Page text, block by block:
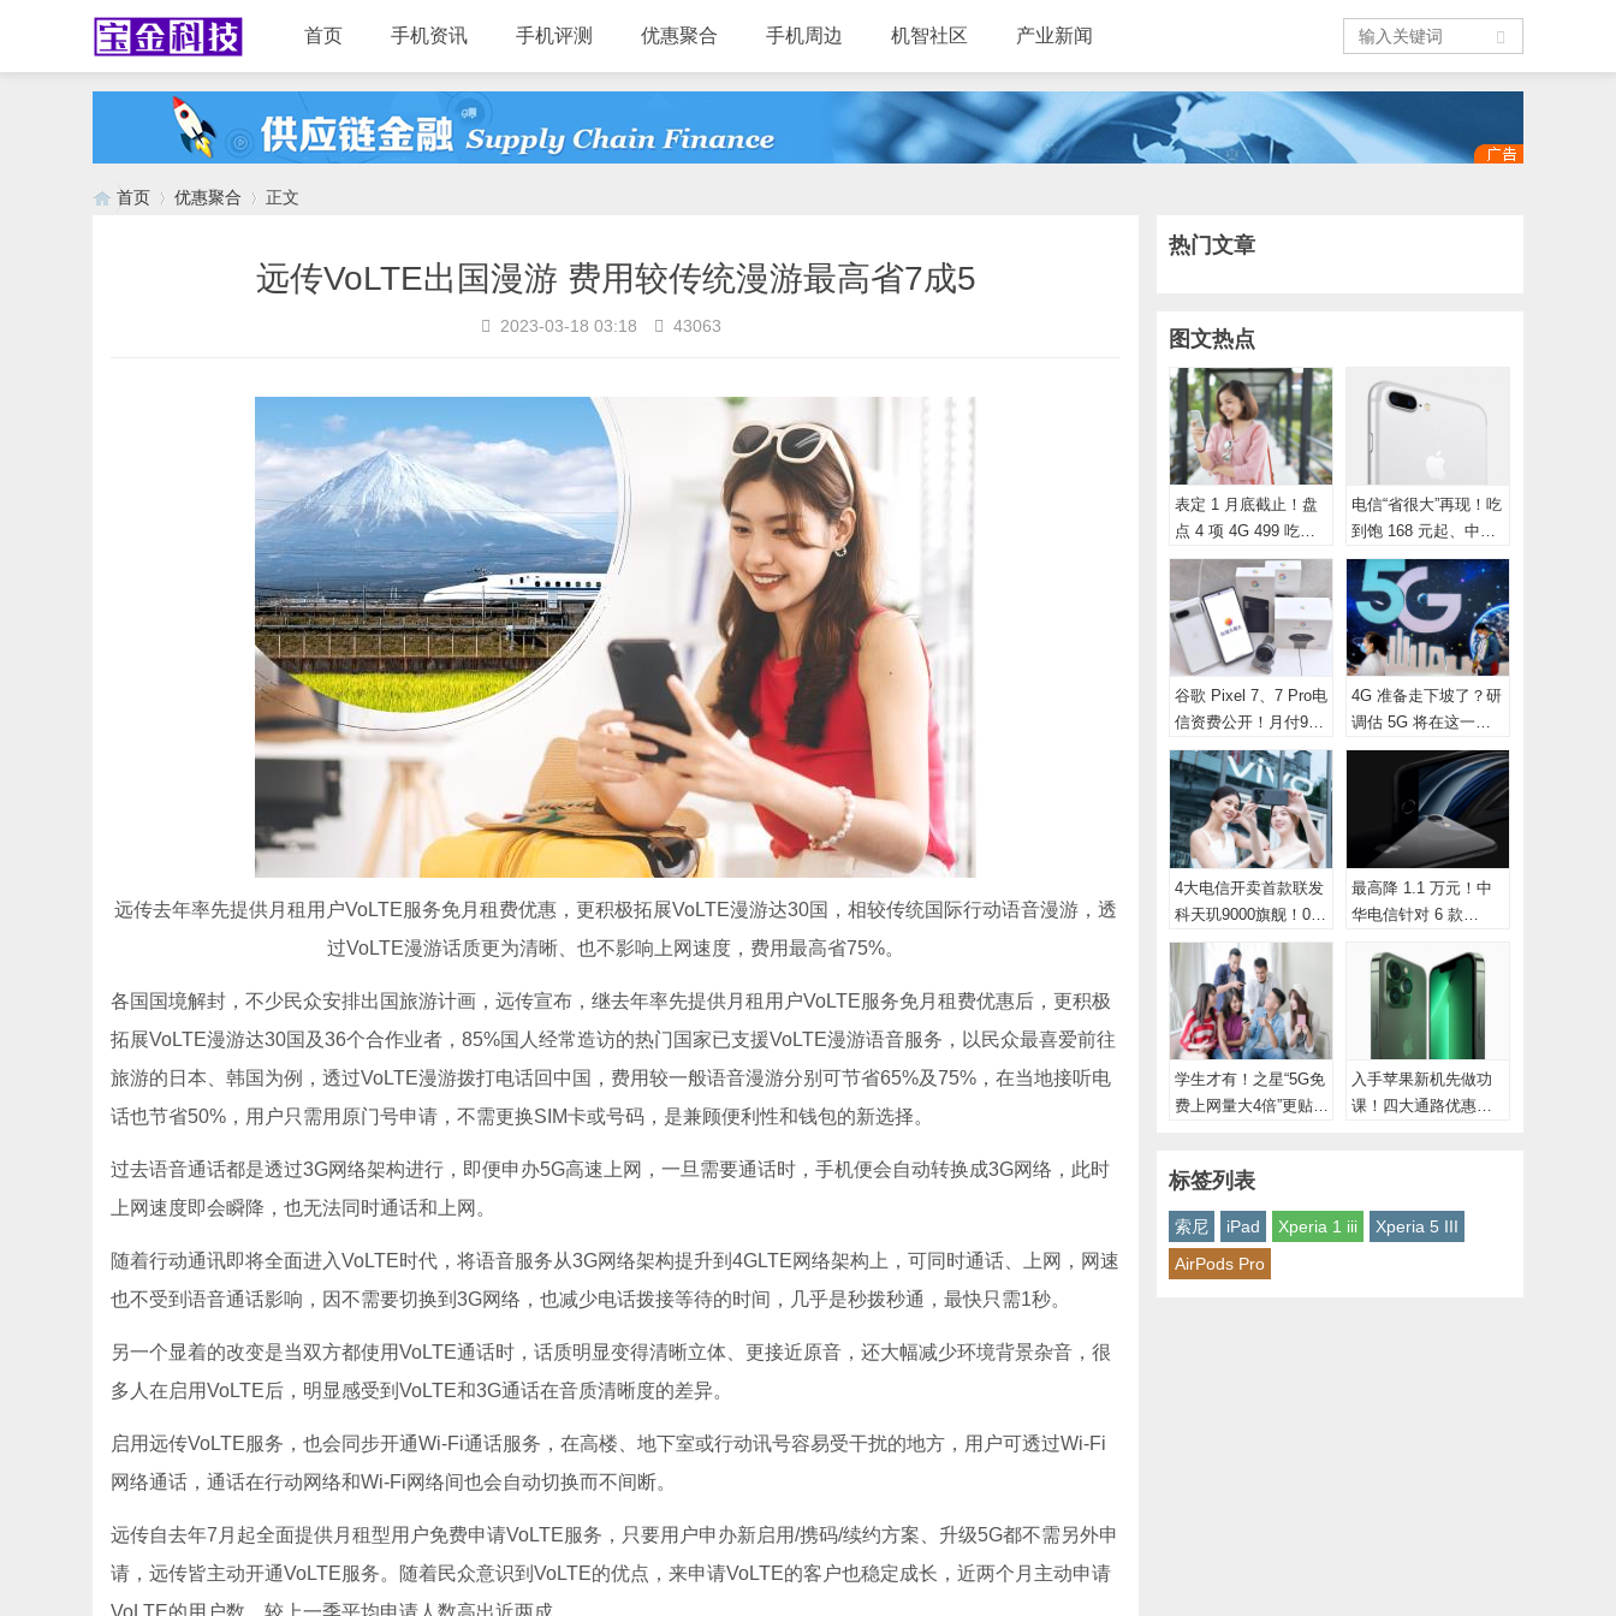
首页 手机资讯 手机评测 优惠聚合 手机周边 机智社区 产业新闻
首页 优惠聚合 正文
远传VoLTE出国漫游 费用较传统漫游最高省7成5
2023-03-18 03:18 43063
远传去年率先提供月租用户VoLTE服务免月租费优惠，更积极拓展VoLTE漫游达30国，相较传统国际行动语音漫游，透
过VoLTE漫游话质更为清晰、也不影响上网速度，费用最高省75%。
各国国境解封，不少民众安排出国旅游计画，远传宣布，继去年率先提供月租用户VoLTE服务免月租费优惠后，更积极
拓展VoLTE漫游达30国及36个合作业者，85%国人经常造访的热门国家已支援VoLTE漫游语音服务，以民众最喜爱前往
旅游的日本、韩国为例，透过VoLTE漫游拨打电话回中国，费用较一般语音漫游分别可节省65%及75%，在当地接听电
话也节省50%，用户只需用原门号申请，不需更换SIM卡或号码，是兼顾便利性和钱包的新选择。
过去语音通话都是透过3G网络架构进行，即便申办5G高速上网，一旦需要通话时，手机便会自动转换成3G网络，此时
上网速度即会瞬降，也无法同时通话和上网。
随着行动通讯即将全面进入VoLTE时代，将语音服务从3G网络架构提升到4GLTE网络架构上，可同时通话、上网，网速
也不受到语音通话影响，因不需要切换到3G网络，也减少电话拨接等待的时间，几乎是秒拨秒通，最快只需1秒。
另一个显着的改变是当双方都使用VoLTE通话时，话质明显变得清晰立体、更接近原音，还大幅减少环境背景杂音，很
多人在启用VoLTE后，明显感受到VoLTE和3G通话在音质清晰度的差异。
启用远传VoLTE服务，也会同步开通Wi-Fi通话服务，在高楼、地下室或行动讯号容易受干扰的地方，用户可透过Wi-Fi
网络通话，通话在行动网络和Wi-Fi网络间也会自动切换而不间断。
远传自去年7月起全面提供月租型用户免费申请VoLTE服务，只要用户申办新启用/携码/续约方案、升级5G都不需另外申
请，远传皆主动开通VoLTE服务。随着民众意识到VoLTE的优点，来申请VoLTE的客户也稳定成长，近两个月主动申请
VoLTE的用户数，较上一季平均申请人数高出近两成。
热门文章
图文热点
表定 1 月底截止！盘
点 4 项 4G 499 吃到
饱、21Mbps 方案
电信“省很大”再现！吃
到饱 168 元起、中华
电续推 699 购机
谷歌 Pixel 7、7 Pro电
信资费公开！月付999
可0元入手
4G 准备走下坡了？研
调估 5G 将在这一年
成为“全球主流”
4大电信开卖首款联发
科天玑9000旗舰！0元
入手、资费优惠总整
最高降 1.1 万元！中
华电信针对 6 款
学生才有！之星“5G免
费上网量大4倍”更贴近
入手苹果新机先做功
课！四大通路优惠整
标签列表
索尼 iPad Xperia 1 iii
Xperia 5 III
AirPods Pro